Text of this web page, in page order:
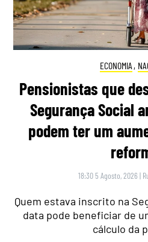
ECONOMIA ,
Pensionistas que
Segurança Social
podem ter um
18:30 5 Agosto, 2026 |
Quem estava inscrito na
data pode beneficiar de
cálculo da